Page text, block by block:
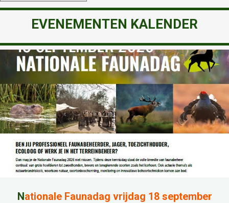
EVENEMENTEN KALENDER
Nationale Faunadag vrijdag 18 september